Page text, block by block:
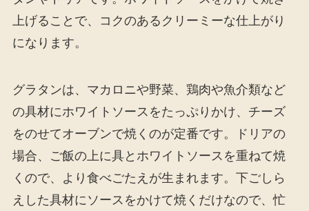
上げることで、コクのあるクリーミーな仕上がり
になります。
グラタンは、マカロニや野菜、鶏肉や魚介類など
の具材にホワイトソースをたっぷりかけ、チーズ
をのせてオーブンで焼くのが定番です。ドリアの
場合、ご飯の上に具とホワイトソースを重ねて焼
くので、より食べごたえが生まれます。下ごしら
えした具材にソースをかけて焼くだけなので、忙